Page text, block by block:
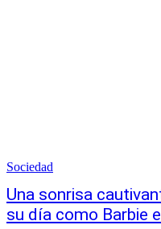
Sociedad
Una sonrisa
su día como Barbie